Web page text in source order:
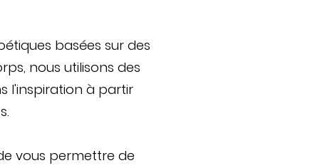
basées sur des
nous utilisons des
l'inspiration à partir
vous permettre de